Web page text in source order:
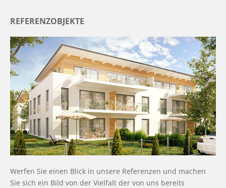
REFERENZOBJEKTE
Werfen Sie einen Blick in unsere Referenzen und machen
Sie sich ein Bild von der Vielfalt der von uns bereits